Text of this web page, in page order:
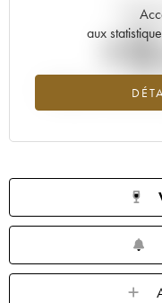
aux
Tendance à la hausse